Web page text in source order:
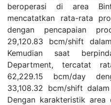
beroperasi di area
mencatatkan rata-rata
dengan pencapaian
29,120.83 bcm/shift
Kemudian saat
Department, tercatat
62,229.15 bcm/day
33,108.32 bcm/shift
Dengan karakteristik area